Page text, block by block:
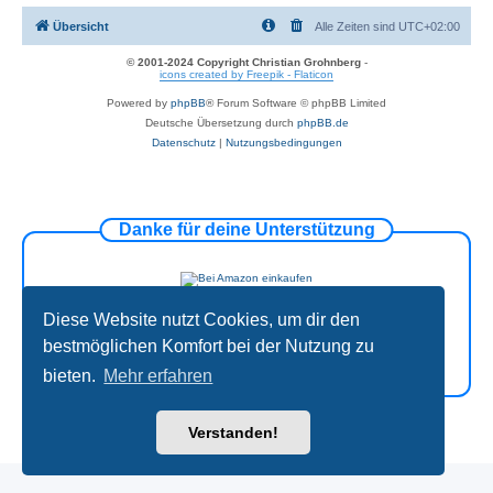
Diese Website nutzt Cookies, um dir den
bestmöglichen Komfort bei der Nutzung zu
bieten. Mehr erfahren
Verstanden!
Übersicht Alle Zeiten sind UTC+02:00
© 2001-2024 Copyright Christian Grohnberg-
icons created by Freepik - Flaticon
Powered by phpBB® Forum Software © phpBB Limited
Deutsche Übersetzung durch phpBB.de
Datenschutz| Nutzungsbedingungen
Danke für deine Unterstützung